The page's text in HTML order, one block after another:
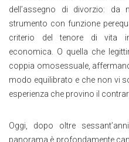
dell’assegno di divorzio: da
strumento con funzione
criterio del tenore di vita in
economica. O quella che
coppia omosessuale,
modo equilibrato e che non vi
esperienza che provino il
Oggi, dopo oltre
panorama è profondamente